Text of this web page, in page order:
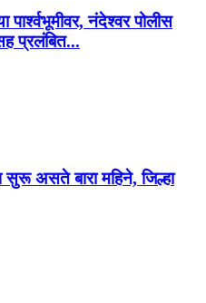
नंदेश्वर पोलीस
प्रलंबित...
सुरू असते बारा महिने, जिल्हा